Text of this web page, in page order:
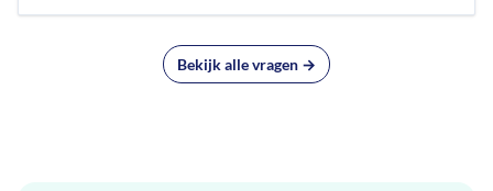
Bekijk alle vragen →